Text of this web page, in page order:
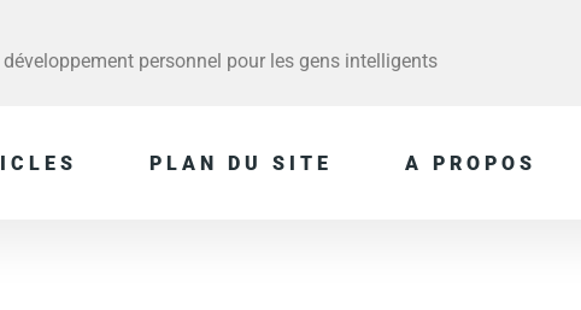
développement personnel pour les gens intelligents
PLAN DU SITE A PROPOS